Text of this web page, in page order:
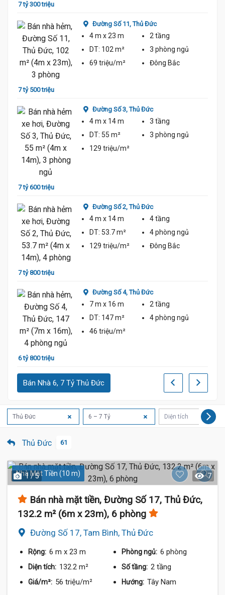
7 tỷ 300 triệu
7 tỷ 500 triệu
Đường Số 11,Thủ Đức
4 m x 23 m
2 tầng
DT: 102 m² 3 phòng ngủ
69 triệu/m²
Đông Bắc
7 tỷ 600 triệu
Đường Số 3,Thủ Đức
4 m x 14 m
3 tầng
DT: 55 m² 3 phòng ngủ
129 triệu/m²
7 tỷ 800 triệu
Đường Số 2,Thủ Đức
4 m x 14 m
4 tầng
DT: 53.7 m² 4 phòng ngủ
129 triệu/m²
Đông Bắc
6 tỷ 800 triệu
Đường Số 4,Thủ Đức
7 m x 16 m
2 tầng
DT: 147 m² 4 phòng ngủ
46 triệu/m²
Bán Nhà 6, 7 Tỷ Thủ Đức
Thủ Đức 6 – 7 Tỷ Diện tích
Thủ Đức 61
Nhà Mặt Tiền (10 m)
1 / 5 7
Bán nhà mặt tiền, Đường Số 17, Thủ Đức,
132.2 m² (6m x 23m), 6 phòng
Đường Số 17, Tam Bình, Thủ Đức
Rộng: 6 m x 23 m Phòng ngủ: 6 phòng
Diện tích: 132.2 m² Số tầng: 2 tầng
Giá/m²: 56 triệu/m² Hướng: Tây Nam